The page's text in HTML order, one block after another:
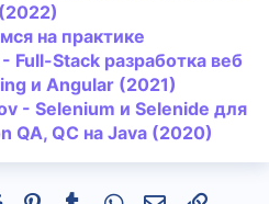
на практике
Full-Stack разработка веб
и Angular (2021)
- Selenium и Selenide для
QA, QC на Java (2020)